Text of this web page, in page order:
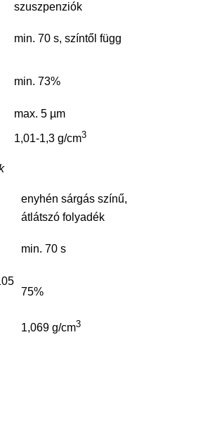
szuszpenziók
min. 70 s, színtől függ
min. 73%
max. 5 µm
1,01-1,3 g/cm3
enyhén sárgás színű,
átlátszó folyadék
min. 70 s
75%
1,069 g/cm3